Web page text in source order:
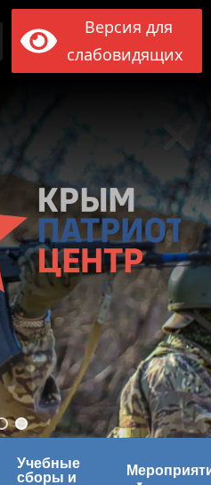
ПОИСК
Версия для
слабовидящих
Учебные
сборы и